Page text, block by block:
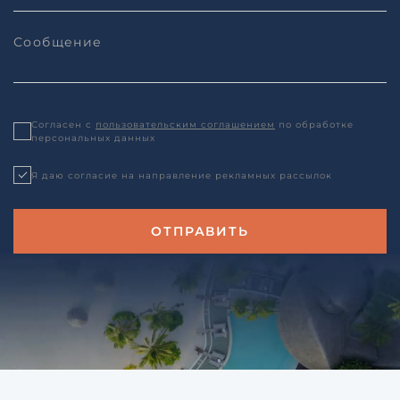
Согласен с пользовательским соглашением по обработке
персональных данных
Я даю согласие на направление рекламных рассылок